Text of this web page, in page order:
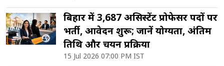
बिहार में 3,687 असिस्टेंट प्रोफेसर पदों पर
भर्ती, आवेदन शुरू; जानें योग्यता, अंतिम
तिथि और चयन प्रक्रिया
15 Jul 2026 07:00 PM IST